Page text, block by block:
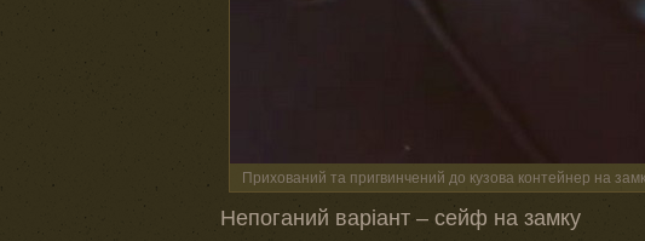
Прихований та пригвинчений до кузова контейнер на
Непоганий варіант – сейф на замку